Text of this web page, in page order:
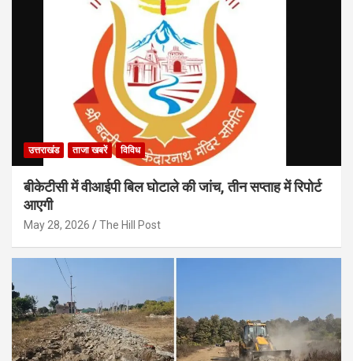
उत्तराखंड ताजा खबरें विविध
बीकेटीसी में वीआईपी बिल घोटाले की जांच, तीन सप्ताह में रिपोर्ट
आएगी
May 28, 2026 The Hill Post